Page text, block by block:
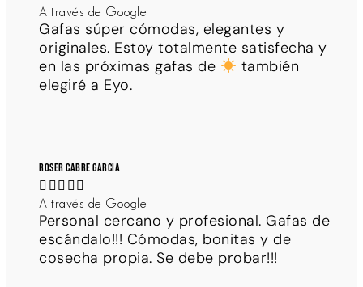
A través de Google
Gafas súper cómodas, elegantes y
originales. Estoy totalmente satisfecha y
en las próximas gafas de
también
elegiré a Eyo.
Roser Cabre Garcia
    
A través de Google
Personal cercano y profesional. Gafas de
escándalo!!! Cómodas, bonitas y de
cosecha propia. Se debe probar!!!